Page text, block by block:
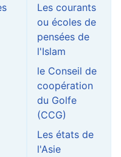
Les courants
ou écoles de
pensées de
l'Islam
le Conseil de
coopération
du Golfe
(CCG)
Les états de
l'Asie